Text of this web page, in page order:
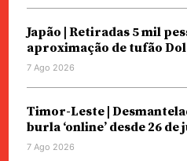
Japão | Retiradas 5 mil
aproximação de tufão
7 Ago 2026
Timor-Leste |
burla ‘online’ desde 26 de
7 Ago 2026